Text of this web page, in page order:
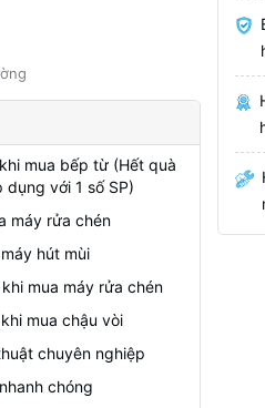
mua bếp từ (Hết quà
với 1 số SP)
máy rửa chén
hút mùi
mua máy rửa chén
mua chậu vòi
chuyên nghiệp
chóng